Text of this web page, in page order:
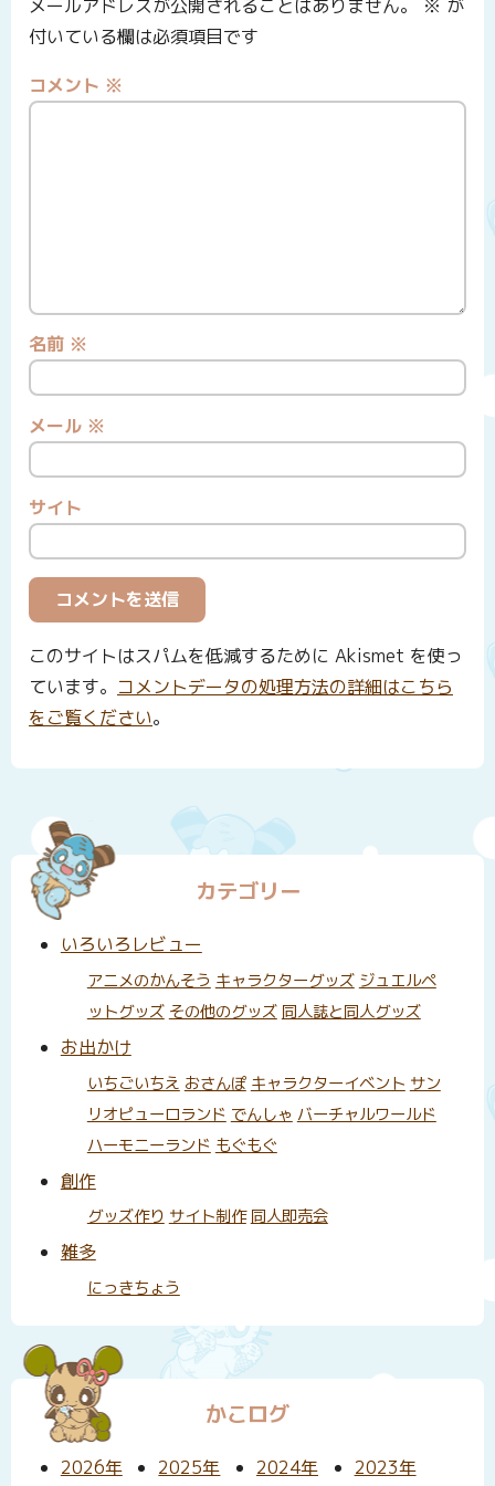
メールアドレスが公開されることはありません。 ※ が
付いている欄は必須項目です
コメント ※
名前 ※
メール ※
サイト
このサイトはスパムを低減するために Akismet を使っ
ています。 コメントデータの処理方法の詳細はこちら
をご覧ください。
カテゴリー
いろいろレビュー
アニメのかんそう キャラクターグッズ ジュエルペ
ットグッズ その他のグッズ 同人誌と同人グッズ
お出かけ
いちごいちえ おさんぽ キャラクターイベント サン
リオピューロランド でんしゃ バーチャルワールド
ハーモニーランド もぐもぐ
創作
グッズ作り サイト制作 同人即売会
雑多
にっきちょう
かこログ
2026年 2025年 2024年
2023年